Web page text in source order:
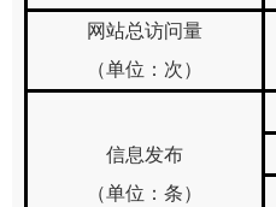
网站总访问量
（单位：次）
信息发布
（单位：条）